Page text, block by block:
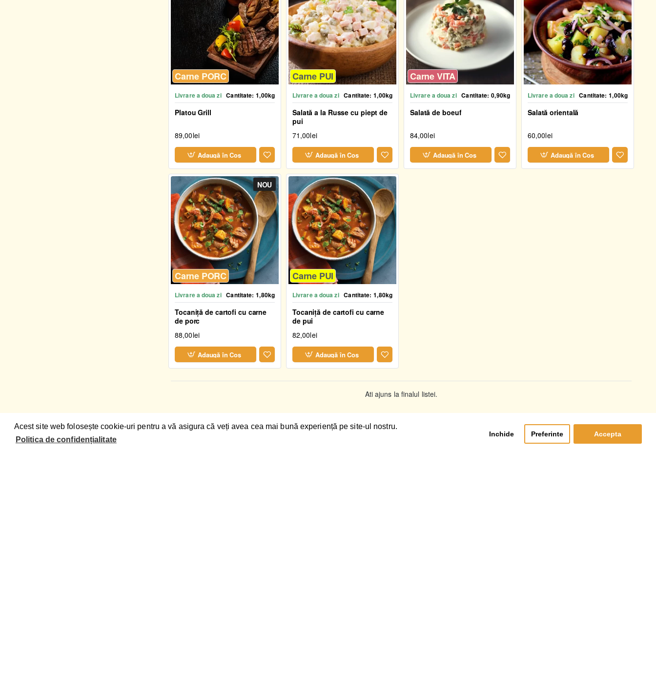
Acest site web folosește cookie-uri pentru a vă asigura că veți avea cea mai bună experiență pe site-ul nostru.
Politica de confidențialitate
Inchide Preferinte Accepta
Carne PORC
Livrare a doua zi Cantitate: 1,00kg
Platou Grill
89,00lei
Adaugă în Coş
Carne PUI
Livrare a doua zi Cantitate: 1,00kg
Salată a la Russe cu piept de
pui
71,00lei
Adaugă în Coş
Carne VITA
Livrare a doua zi Cantitate: 0,90kg
Salată de boeuf
84,00lei
Adaugă în Coş
Livrare a doua zi Cantitate: 1,00kg
Salată orientală
60,00lei
Adaugă în Coş
NOU
Carne PUI
Carne PORC
Livrare a doua zi Cantitate: 1,80kg
Tocaniță de cartofi cu carne
de porc
88,00lei
Adaugă în Coş
Carne PUI
Livrare a doua zi Cantitate: 1,80kg
Tocaniță de cartofi cu carne
de pui
82,00lei
Adaugă în Coş
Ati ajuns la finalul listei.